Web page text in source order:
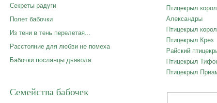
Секреты радуги
Полет бабочки
Из тени в тень перелетая...
Расстояние для любви не помеха
Бабочки посланцы дьявола
Семейства бабочек
Птицекрыл
Александры
Птицекрыл
Птицекрыл Крез
Райский
Птицекрыл
Птицекрыл